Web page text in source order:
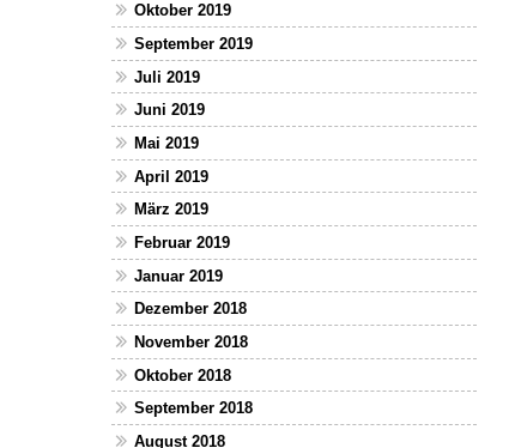
Oktober 2019
September 2019
Juli 2019
Juni 2019
Mai 2019
April 2019
März 2019
Februar 2019
Januar 2019
Dezember 2018
November 2018
Oktober 2018
September 2018
August 2018